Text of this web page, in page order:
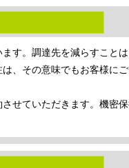
す。調達先を減らすこと
、その意味でもお客様に
せていただきます。機密